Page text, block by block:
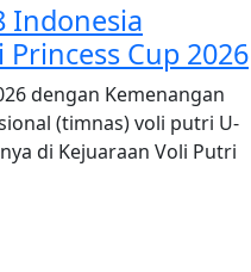
Indonesia
Cup 2026
dengan Kemenangan
(timnas) voli putri U-
di Kejuaraan Voli Putri